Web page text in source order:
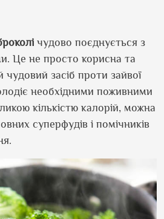
чудово поєднується з
Це не просто корисна та
чудовий засіб проти зайвої
необхідними поживними
кількістю калорій, можна
суперфудів і помічників